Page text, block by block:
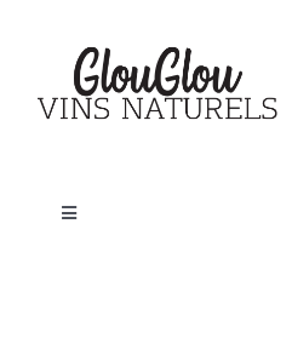
contenu
Toggle